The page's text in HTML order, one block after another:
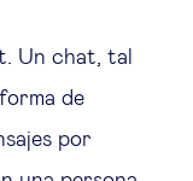
Un chat, tal
de
por